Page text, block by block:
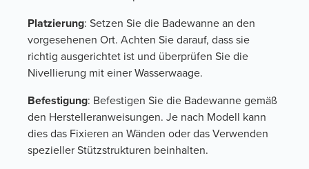
Platzierung: Setzen Sie die Badewanne an den
vorgesehenen Ort. Achten Sie darauf, dass sie
richtig ausgerichtet ist und überprüfen Sie die
Nivellierung mit einer Wasserwaage.
Befestigung: Befestigen Sie die Badewanne gemäß
den Herstelleranweisungen. Je nach Modell kann
dies das Fixieren an Wänden oder das Verwenden
spezieller Stützstrukturen beinhalten.